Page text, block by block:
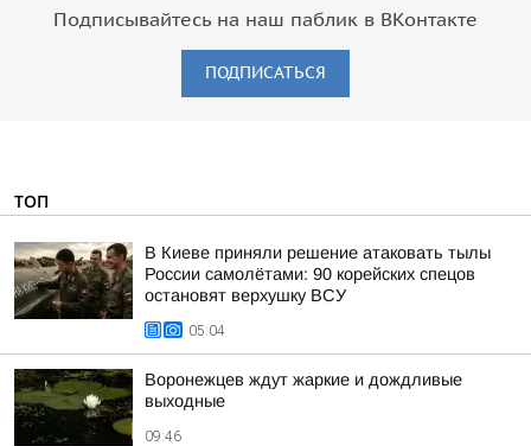
Подписывайтесь на наш паблик в ВКонтакте
ПОДПИСАТЬСЯ
ТОП
В Киеве приняли решение атаковать тылы
России самолётами: 90 корейских спецов
остановят верхушку ВСУ
05:04
Воронежцев ждут жаркие и дождливые
выходные
09:46